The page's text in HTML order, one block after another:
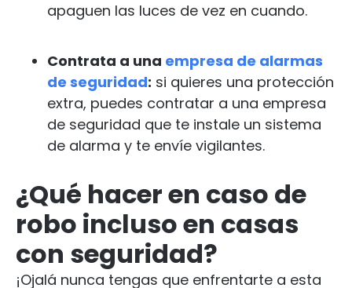
apaguen las luces de vez en cuando.
Contrata a una empresa de alarmas
de seguridad: si quieres una protección
extra, puedes contratar a una empresa
de seguridad que te instale un sistema
de alarma y te envíe vigilantes.
¿Qué hacer en caso de
robo incluso en casas
con seguridad?
¡Ojalá nunca tengas que enfrentarte a esta